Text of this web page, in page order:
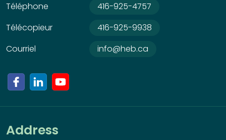
Téléphone
416-925-4757
Télécopieur
416-925-9938
Courriel
info@heb.ca
Address